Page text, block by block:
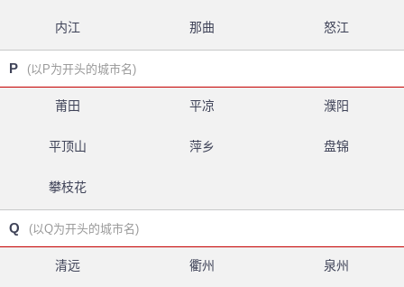
内江 那曲 怒江
P (以P为开头的城市名)
莆田 平凉 濮阳
平顶山 萍乡 盘锦
攀枝花
Q (以Q为开头的城市名)
清远 衢州 泉州